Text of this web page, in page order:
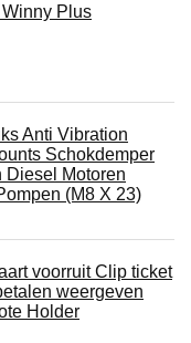
Plus
Anti Vibration
Schokdemper
Diesel Motoren
(M8 X 23)
voorruit Clip ticket
weergeven
Holder